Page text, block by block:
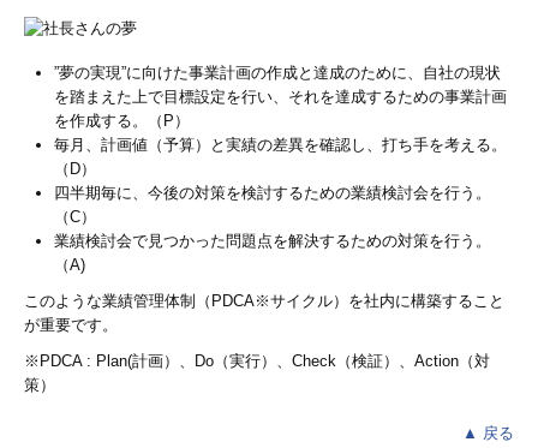
株式会社 かとう精肉店さま
まつもりこどもえん さま
ワイエス・サポートさま
セミナーのご案内
採用情報
採用メッセージ
スタッフの一日
”夢の実現”に向けた事業計画の作成と達成のために、自社の現状
を踏まえた上で目標設定を行い、それを達成するための事業計画
を作成する。（P）
毎月、計画値（予算）と実績の差異を確認し、打ち手を考える。
（D）
四半期毎に、今後の対策を検討するための業績検討会を行う。
（C）
業績検討会で見つかった問題点を解決するための対策を行う。
（A)
このような業績管理体制（PDCA※サイクル）を社内に構築すること
が重要です。
※PDCA : Plan(計画）、Do（実行）、Check（検証）、Action（対
策）
▲ 戻る